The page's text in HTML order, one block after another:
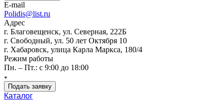
E-mail
Polidis@list.ru
Адрес
г. Благовещенск, ул. Северная, 222Б
г. Свободный, ул. 50 лет Октября 10
г. Хабаровск, улица Карла Маркса, 180/4
Режим работы
Пн. – Пт.: с 9:00 до 18:00
Подать заявку
Каталог